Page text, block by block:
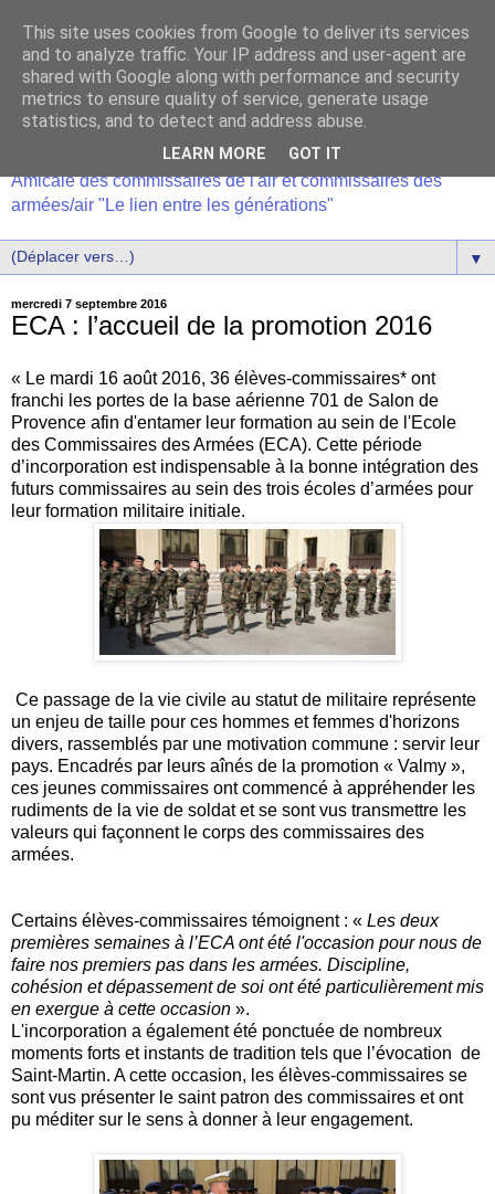
Amicale des commissaires de l'air et commissaires des
armées/air "Le lien entre les générations"
▼
mercredi 7 septembre 2016
ECA : l’accueil de la promotion 2016
« Le mardi 16 août 2016, 36 élèves-commissaires* ont
franchi les portes de la base aérienne 701 de Salon de
Provence afin d'entamer leur formation au sein de l'Ecole
des Commissaires des Armées (ECA). Cette période
d’incorporation est indispensable à la bonne intégration des
futurs commissaires au sein des trois écoles d’armées pour
leur formation militaire initiale.
Ce passage de la vie civile au statut de militaire représente
un enjeu de taille pour ces hommes et femmes d'horizons
divers, rassemblés par une motivation commune : servir leur
pays. Encadrés par leurs aînés de la promotion « Valmy »,
ces jeunes commissaires ont commencé à appréhender les
rudiments de la vie de soldat et se sont vus transmettre les
valeurs qui façonnent le corps des commissaires des
armées.
Certains élèves-commissaires témoignent : « Les deux
premières semaines à l’ECA ont été l'occasion pour nous de
faire nos premiers pas dans les armées. Discipline,
cohésion et dépassement de soi ont été particulièrement mis
en exergue à cette occasion ».
L'incorporation a également été ponctuée de nombreux
moments forts et instants de tradition tels que l’évocation de
Saint-Martin. A cette occasion, les élèves-commissaires se
sont vus présenter le saint patron des commissaires et ont
pu méditer sur le sens à donner à leur engagement.
This site uses cookies from Google to deliver its services
and to analyze traffic. Your IP address and user-agent are
shared with Google along with performance and security
metrics to ensure quality of service, generate usage
statistics, and to detect and address abuse.
LEARN MORE GOT IT